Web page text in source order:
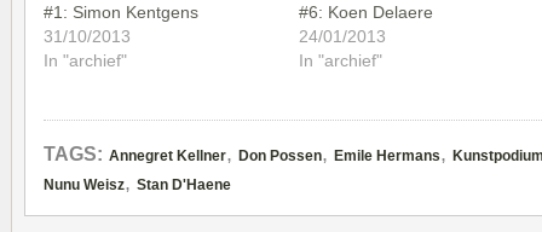
#1: Simon Kentgens
31/10/2013
In "archief"
#6: Koen Delaere
24/01/2013
In "archief"
TAGS: Annegret Kellner, Don Possen, Emile Hermans,
Nunu Weisz, Stan D'Haene